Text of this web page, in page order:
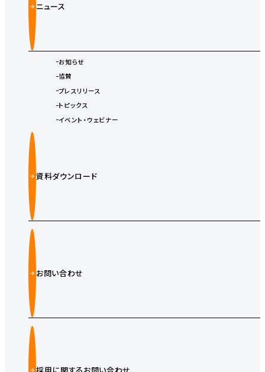
ニュース
お知らせ
協賛
プレスリリース
トピックス
イベント・ウェビナー
資料ダウンロード
お問い合わせ